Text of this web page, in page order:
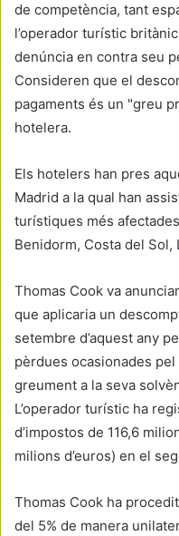
de competència, tant
l’operador turístic
denúncia en contra seu
Consideren que el
pagaments és un "greu
hotelera.
Els hotelers han pres
Madrid a la qual han
turístiques més
Benidorm, Costa del Sol,
Thomas Cook va
que aplicaria un
setembre d’aquest any
pèrdues ocasionades
greument a la seva
L’operador turístic ha
d’impostos de 116,6
milions d’euros) en el
Thomas Cook ha
del 5% de manera